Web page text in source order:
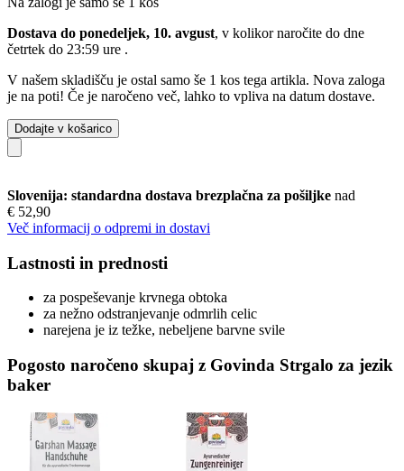
Dostava do ponedeljek, 10. avgust, v kolikor naročite do dne
četrtek do 23:59 ure .
V našem skladišču je ostal samo še 1 kos tega artikla. Nova zaloga
je na poti! Če je naročeno več, lahko to vpliva na datum dostave.
Dodajte v košarico
Slovenija: standardna dostava brezplačna za pošiljke nad
€ 52,90
Več informacij o odpremi in dostavi
Lastnosti in prednosti
za pospeševanje krvnega obtoka
za nežno odstranjevanje odmrlih celic
narejena je iz težke, nebeljene barvne svile
Pogosto naročeno skupaj z Govinda Strgalo za jezik
baker